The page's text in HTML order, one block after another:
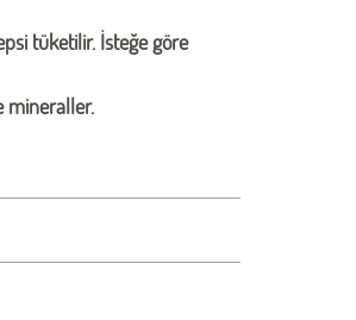
tüketilir. İsteğe göre
mineraller.